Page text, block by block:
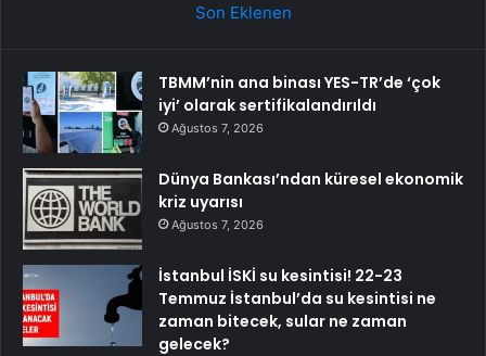
Son Eklenen
TBMM’nin ana binası YES-TR’de ‘çok
iyi’ olarak sertifikalandırıldı
Ağustos 7, 2026
Dünya Bankası’ndan küresel ekonomik
kriz uyarısı
Ağustos 7, 2026
İstanbul İSKİ su kesintisi! 22-23
Temmuz İstanbul’da su kesintisi ne
zaman bitecek, sular ne zaman
gelecek?